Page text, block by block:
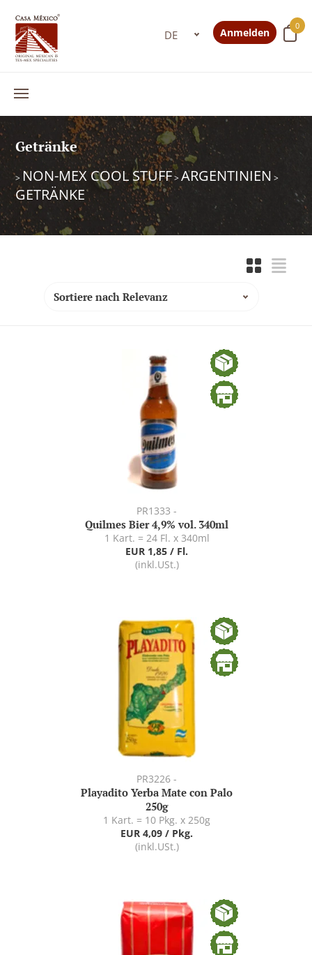
0
Anmelden
Getränke
> NON-MEX COOL STUFF>ARGENTINIEN >
GETRÄNKE
PR1333 -
Quilmes Bier 4,9% vol. 340ml
1 Kart. = 24 Fl. x 340ml
EUR 1,85 / Fl.
(inkl.USt.)
PR3226 -
Playadito Yerba Mate con Palo
250g
1 Kart. = 10 Pkg. x 250g
EUR 4,09 / Pkg.
(inkl.USt.)